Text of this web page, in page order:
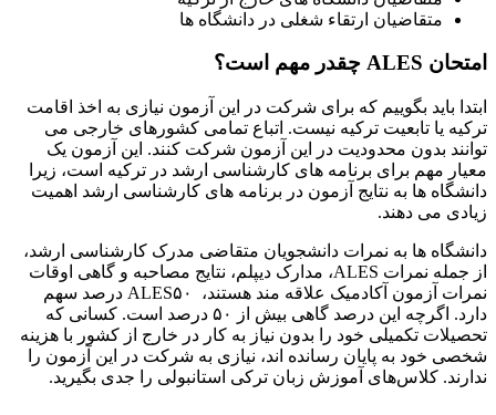
متقاضیان ارتقاء شغلی در دانشگاه ها
امتحان چقدر مهم است؟
ابتدا باید بگوییم که برای شرکت در این آزمون نیازی به اخذ اقامت
ترکیه یا تابعیت ترکیه نیست. اتباع تمامی کشورهای خارجی می
توانند بدون محدودیت در این آزمون شرکت کنند. این آزمون یک
معیار مهم برای برنامه های کارشناسی ارشد در ترکیه است، زیرا
دانشگاه ها به نتایج آزمون در برنامه های کارشناسی ارشد اهمیت
زیادی می دهند.
دانشگاه ها به نمرات دانشجویان متقاضی مدرک کارشناسی ارشد،
از جمله نمرات ALES، مدارک دیپلم، نتایج مصاحبه و گاهی اوقات
نمرات آزمون آکادمیک علاقه مند هستند، ALES۵۰ درصد سهم
دارد. اگرچه این درصد گاهی بیش از ۵۰ درصد است. کسانی که
تحصیلات تکمیلی خود را بدون نیاز به کار در خارج از کشور با هزینه
شخصی خود به پایان رسانده اند، نیازی به شرکت در این آزمون را
ندارند. کلاس‌‌های آموزش زبان ترکی استانبولی را جدی بگیرید.